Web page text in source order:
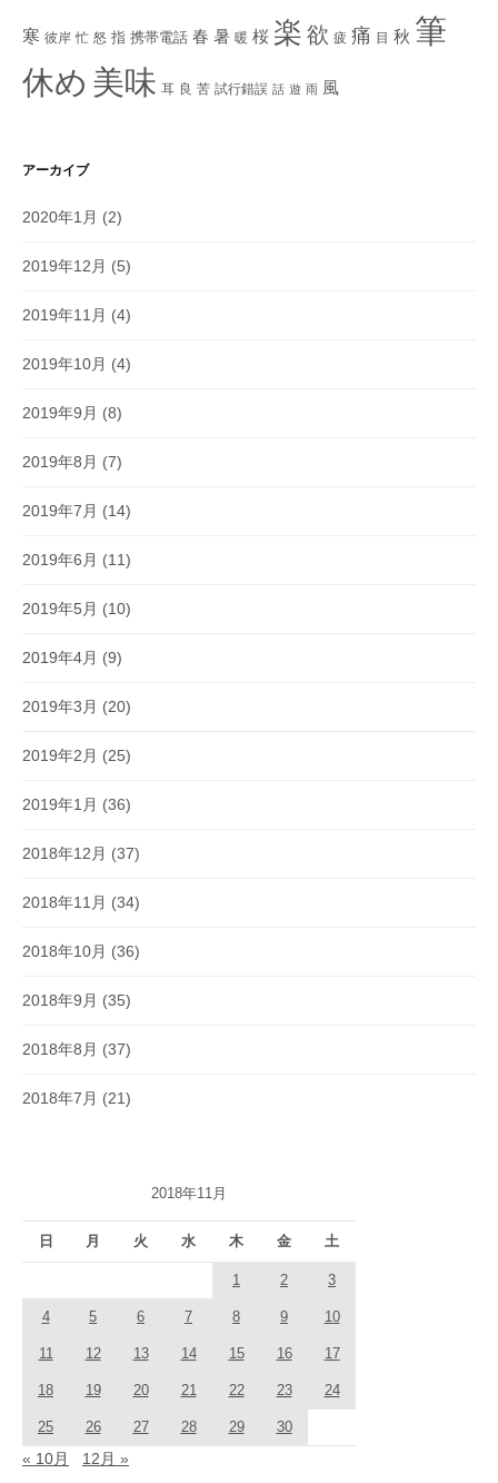
寒 彼岸 忙 怒 指 携帯電話 春 暑 暖 桜 楽 欲 疲 痛 目 秋 筆
休め 美味 耳 良 苦 試行錯誤 話 遊 雨 風
アーカイブ
2020年1月 (2)
2019年12月 (5)
2019年11月 (4)
2019年10月 (4)
2019年9月 (8)
2019年8月 (7)
2019年7月 (14)
2019年6月 (11)
2019年5月 (10)
2019年4月 (9)
2019年3月 (20)
2019年2月 (25)
2019年1月 (36)
2018年12月 (37)
2018年11月 (34)
2018年10月 (36)
2018年9月 (35)
2018年8月 (37)
2018年7月 (21)
2018年11月
日 月 火 水 木 金 土
1 2 3
4 5 6 7 8 9 10
11 12 13 14 15 16 17
18 19 20 21 22 23 24
25 26 27 28 29 30
« 10月 12月 »